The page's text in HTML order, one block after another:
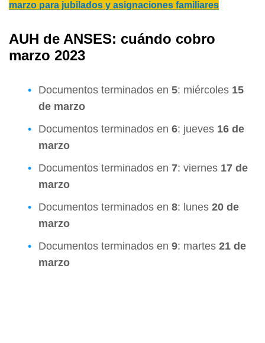
marzo para jubilados y asignaciones familiares
AUH de ANSES: cuándo cobro
marzo 2023
Documentos terminados en 5: miércoles 15
de marzo
Documentos terminados en 6: jueves 16 de
marzo
Documentos terminados en 7: viernes 17 de
marzo
Documentos terminados en 8: lunes 20 de
marzo
Documentos terminados en 9: martes 21 de
marzo